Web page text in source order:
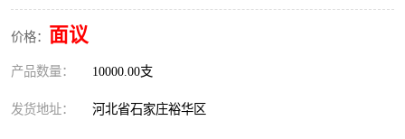
价格： 面议
产品数量： 10000.00支
发货地址： 河北省石家庄裕华区